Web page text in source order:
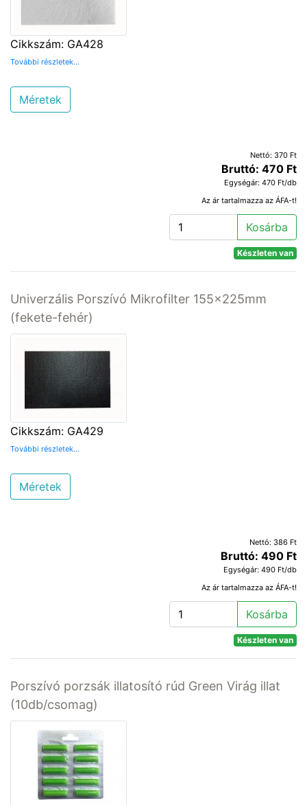
Cikkszám: GA428
További részletek...
Méretek
Nettó: 370 Ft
Bruttó: 470 Ft
Egységár: 470 Ft/db
Az ár tartalmazza az ÁFA-t!
Kosárba
Készleten van
Univerzális Porszívó Mikrofilter 155x225mm
(fekete-fehér)
Cikkszám: GA429
További részletek...
Méretek
Nettó: 386 Ft
Bruttó: 490 Ft
Egységár: 490 Ft/db
Az ár tartalmazza az ÁFA-t!
Kosárba
Készleten van
Porszívó porzsák illatosító rúd Green Virág illat
(10db/csomag)